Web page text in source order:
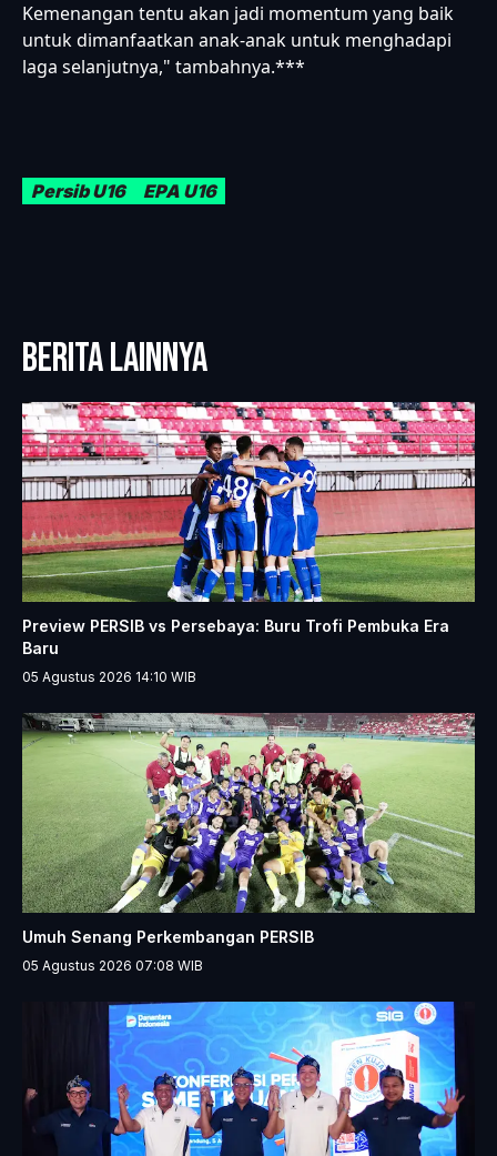
Kemenangan tentu akan jadi momentum yang baik
untuk dimanfaatkan anak-anak untuk menghadapi
laga selanjutnya," tambahnya.***
Persib U16 EPA U16
BERITA LAINNYA
Preview PERSIB vs Persebaya: Buru Trofi Pembuka Era
Baru
05 Agustus 2026 14:10 WIB
Umuh Senang Perkembangan PERSIB
05 Agustus 2026 07:08 WIB